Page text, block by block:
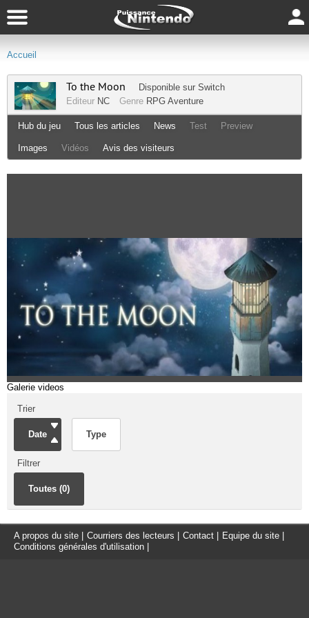
Accueil
To the Moon Disponible sur Switch
Editeur NC Genre RPG Aventure
Hub du jeu Tous les articles News Test Preview
Images Vidéos Avis des visiteurs
Galerie videos
Trier
Date Type
Filtrer
Toutes (0)
A propos du site Courriers des lecteurs Contact Equipe du site
Conditions générales d'utilisation